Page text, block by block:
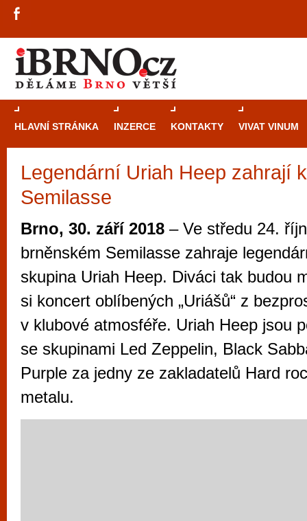
HLAVNÍ STRÁNKA INZERCE KONTAKTY VIVAT VINUM
Legendární Uriah Heep zahrají
Semilasse
Brno, 30. září 2018 – Ve středu 24.
brněnském Semilasse zahraje
skupina Uriah Heep. Diváci tak budou
si koncert oblíbených „Uriášů“ z
v klubové atmosféře. Uriah Heep jsou
se skupinami Led Zeppelin, Black
Purple za jedny ze zakladatelů Hard
metalu.
Průvodce
Brno je
zajímavé
restaurace,
Mimo jiné je ale také místem, kde si
vyzkoušet různé kasinové hry. V
metropoli naleznete širokou nabídku her
po moderní automaty jak pro pravidelné
příležitostné hráče. V...